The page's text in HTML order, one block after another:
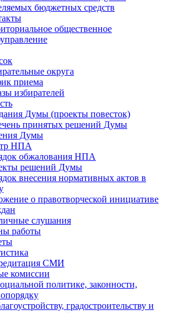
бюджетных средств
общественное
округа
приема
избирателей
Думы (проекты повесток)
принятых решений Думы
Думы
НПА
обжалования НПА
решений Думы
внесения нормативных актов в
о правотворческой инициативе
слушания
работы
СМИ
комиссии
политике, законности,
градостроительству и